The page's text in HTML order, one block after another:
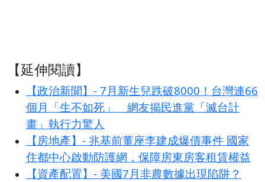
【延伸閱讀】
【政治新聞】- 7月新生兒跌破8000！台灣連66
個月「生不如死」 網友揭民進黨「滅台計
畫」執行力驚人
【房地產】- 兆基前董座李建成爆債事件 國家
住都中心啟動防護網，保障房東房客租賃權益
【資產配置】- 美國7月非農數據出現陷阱？